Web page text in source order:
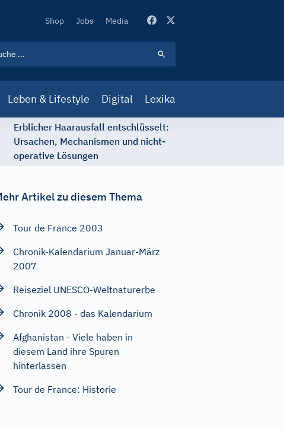
Secondary
Shop Jobs Media
Leben & Lifestyle Digital Lexika
Erblicher Haarausfall entschlüsselt:
Ursachen, Mechanismen und nicht-
operative Lösungen
Artikel zu diesem Thema
Tour de France 2003
Chronik-Kalendarium Januar-März
2007
Reiseziel UNESCO-Weltnaturerbe
Chronik 2008 - das Kalendarium
Afghanistan - Viele haben in
diesem Land ihre Spuren
hinterlassen
Tour de France: Historie